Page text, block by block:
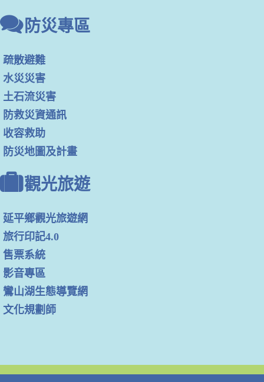
防災專區
疏散避難
水災災害
土石流災害
防救災資通訊
收容救助
防災地圖及計畫
觀光旅遊
延平鄉觀光旅遊網
旅行印記4.0
售票系統
影音專區
鸞山湖生態導覽網
文化規劃師